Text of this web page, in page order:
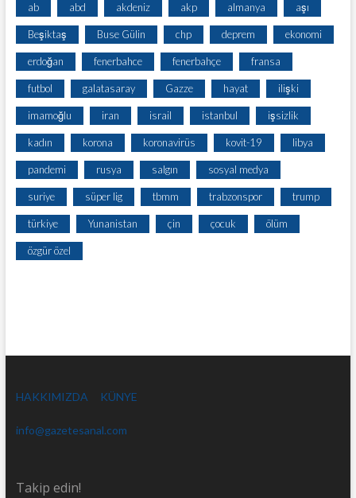
ab abd akdeniz akp almanya aşı
Beşiktaş Buse Gülin chp deprem ekonomi
erdoğan fenerbahce fenerbahçe fransa
futbol galatasaray Gazze hayat ilişki
imamoğlu iran israil istanbul işsizlik
kadın korona koronavirüs kovit-19 libya
pandemi rusya salgın sosyal medya
suriye süper lig tbmm trabzonspor trump
türkiye Yunanistan çin çocuk ölüm
özgür özel
HAKKIMIZDA KÜNYE
info@gazetesanal.com
Takip edin!